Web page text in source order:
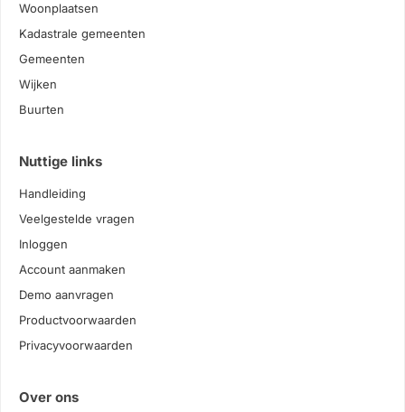
Woonplaatsen
Kadastrale gemeenten
Gemeenten
Wijken
Buurten
Nuttige links
Handleiding
Veelgestelde vragen
Inloggen
Account aanmaken
Demo aanvragen
Productvoorwaarden
Privacyvoorwaarden
Over ons